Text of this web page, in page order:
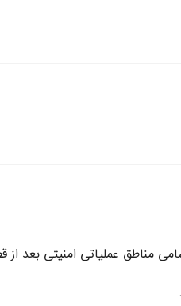
مناطق عملیاتی امنیتی بعد از